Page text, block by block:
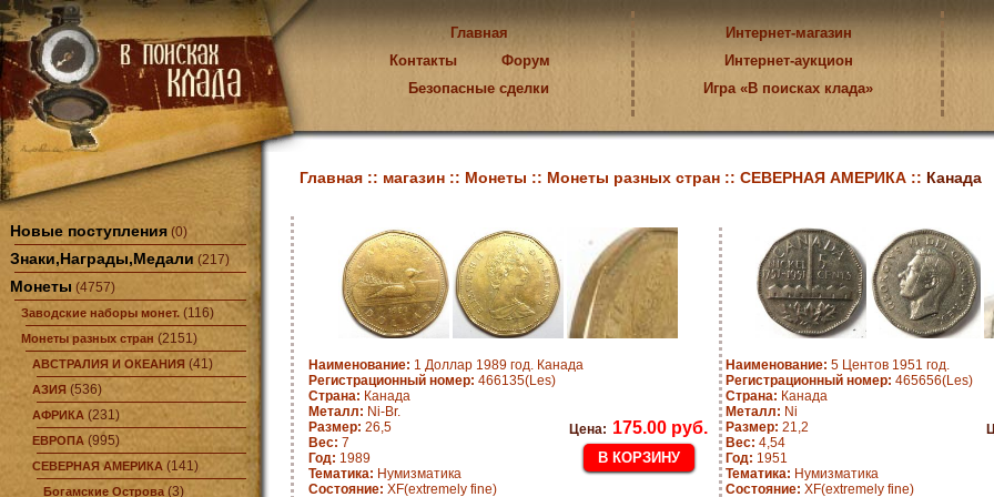
Главная
Контакты
Форум
Безопасные сделки
Интернет-магазин
Интернет-аукцион
Игра «В поисках клада»
Новые поступления (0)
Знаки,Награды,Медали (217)
Монеты (4757)
Заводские наборы монет. (116)
Монеты разных стран (2151)
АВСТРАЛИЯ И ОКЕАНИЯ (41)
АЗИЯ (536)
АФРИКА (231)
ЕВРОПА (995)
СЕВЕРНАЯ АМЕРИКА (141)
Богамские Острова(3)
Главная :: магазин :: Монеты :: Монеты разных стран :: СЕВЕРНАЯ АМЕРИКА :: Канада
Наименование: 1 Доллар 1989 год. Канада
Регистрационный номер: 466135(Les)
Страна: Канада
Металл: Ni-Br.
Размер: 26,5
Вес: 7
Год: 1989
Тематика: Нумизматика
Состояние: XF(extremely fine)
Цена: 175.00 руб.
Наименование: 5 Центов 1951 год.
Регистрационный номер: 465656(Les)
Страна: Канада
Металл: Ni
Размер: 21,2
Вес: 4,54
Год: 1951
Тематика: Нумизматика
Состояние: XF(extremely fine)